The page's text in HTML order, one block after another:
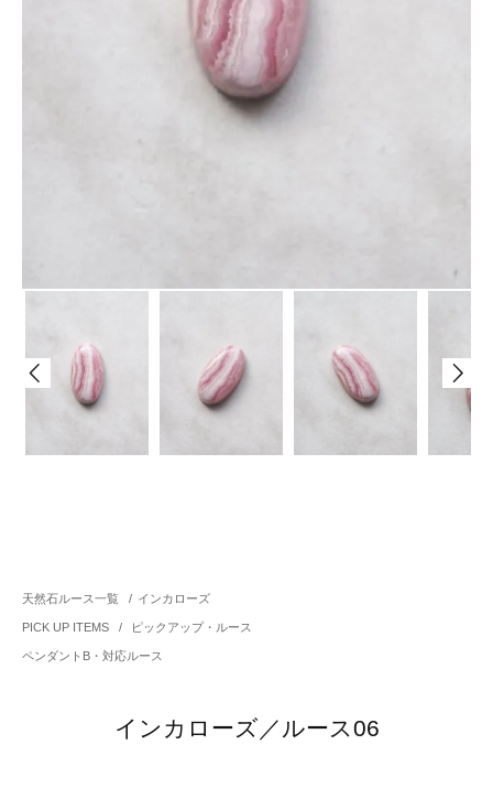
天然石ルース一覧 / インカローズ
PICK UP ITEMS / ピックアップ・ルース
ペンダントB・対応ルース
インカローズ／ルース06